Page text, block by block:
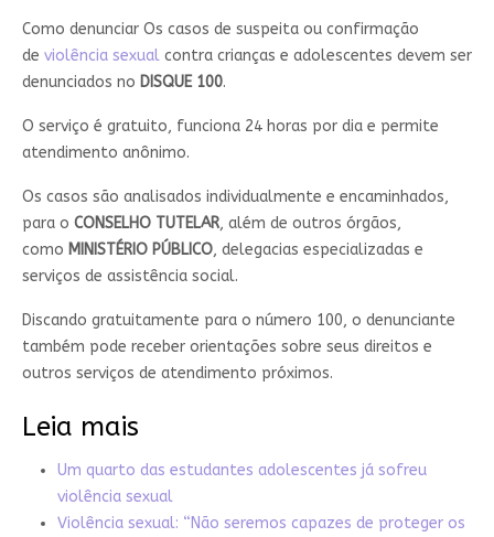
Como denunciar Os casos de suspeita ou confirmação
de violência sexualcontra crianças e adolescentes devem ser
denunciados no DISQUE 100.
O serviço é gratuito, funciona 24 horas por dia e permite
atendimento anônimo.
Os casos são analisados individualmente e encaminhados,
para o CONSELHO TUTELAR, além de outros órgãos,
como MINISTÉRIO PÚBLICO, delegacias especializadas e
serviços de assistência social.
Discando gratuitamente para o número 100, o denunciante
também pode receber orientações sobre seus direitos e
outros serviços de atendimento próximos.
Leia mais
Um quarto das estudantes adolescentes já sofreu
violência sexual
Violência sexual: “Não seremos capazes de proteger os